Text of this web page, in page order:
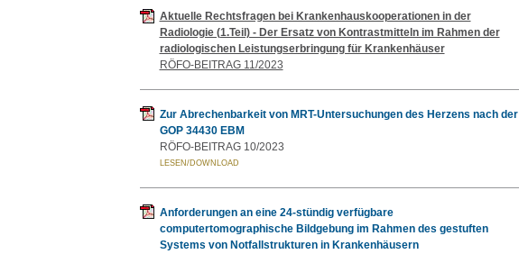
Aktuelle Rechtsfragen bei Krankenhauskooperationen in der
Radiologie (1.Teil) - Der Ersatz von Kontrastmitteln im Rahmen der
radiologischen Leistungserbringung für Krankenhäuser
RÖFO-BEITRAG 11/2023
Zur Abrechenbarkeit von MRT-Untersuchungen des Herzens nach der
GOP 34430 EBM
RÖFO-BEITRAG 10/2023
Anforderungen an eine 24-stündig verfügbare
computertomographische Bildgebung im Rahmen des gestuften
Systems von Notfallstrukturen in Krankenhäusern